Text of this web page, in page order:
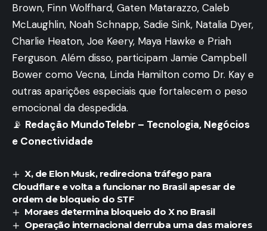
Brown, Finn Wolfhard, Gaten Matarazzo, Caleb
McLaughlin, Noah Schnapp, Sadie Sink, Natalia Dyer,
Charlie Heaton, Joe Keery, Maya Hawke e Priah
Ferguson. Além disso, participam Jamie Campbell
Bower como Vecna, Linda Hamilton como Dr. Kay e
outras aparições especiais que fortalecem o peso
emocional da despedida.
📡 Redação MundoTelebr – Tecnologia, Negócios
e Conectividade
X, de Elon Musk, redireciona tráfego para
Cloudflare e volta a funcionar no Brasil apesar de
ordem de bloqueio do STF
Moraes determina bloqueio do X no Brasil
Operação internacional derruba uma das maiores